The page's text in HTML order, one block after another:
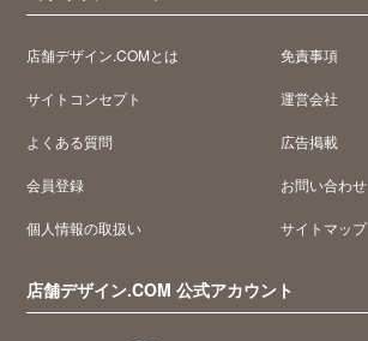
店舗デザイン.COMとは
サイトコンセプト
よくある質問
会員登録
個人情報の取扱い
免責事項
運営会社
広告掲載
お問い合わせ
サイトマップ
店舗デザイン.COM 公式アカウント